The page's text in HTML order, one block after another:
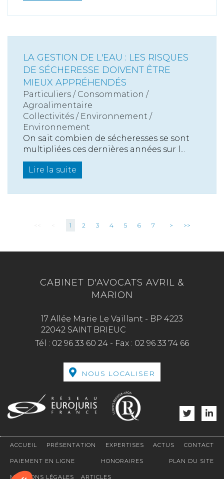
LA GESTION DE L'EAU : LES RISQUES
DE SÉCHERESSE DOIVENT ÊTRE
MIEUX APPRÉHENDÉS
Particuliers / Consommation /
Agroalimentaire
Collectivités / Environnement /
Environnement
On sait combien de sécheresses se sont
multipliées ces dernières années sur l...
Lire la suite
1 2 3 4 5 6 7 > >>
CABINET D'AVOCATS AVRIL &
MARION
17 Allée Marie Le Vaillant - BP 4223
22042 SAINT BRIEUC
Tél : 02 96 33 60 24 - Fax : 02 96 33 74 66
NOUS LOCALISER
ACCUEIL PRÉSENTATION EXPERTISES ACTUS CONTACT
PAIEMENT EN LIGNE HONORAIRES PLAN DU SITE
MENTIONS LÉGALES ARTICLES